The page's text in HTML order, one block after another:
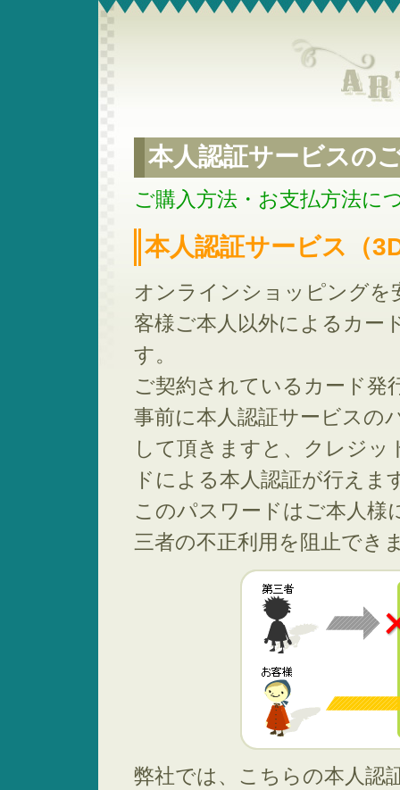
本人認証サービスの
ご購入方法・お支払方法に
本人認証サービス（
オンラインショッピング
客様ご本人以外によるカー
す。
ご契約されているカード発
事前に本人認証サービスの
して頂きますと、クレジ
ドによる本人認証が行えま
このパスワードはご本人様
三者の不正利用を阻止でき
弊社では、こちらの本人認